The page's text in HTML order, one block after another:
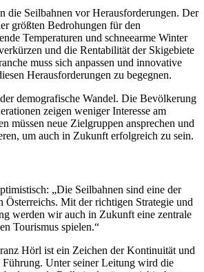
die Seilbahnen vor Herausforderungen. Der
größten Bedrohungen für den
Temperaturen und schneearme Winter
und die Rentabilität der Skigebiete
muss sich anpassen und innovative
Herausforderungen zu begegnen.
demografische Wandel. Die Bevölkerung
zeigen weniger Interesse am
müssen neue Zielgruppen ansprechen und
um auch in Zukunft erfolgreich zu sein.
„Die Seilbahnen sind eine der
Österreichs. Mit der richtigen Strategie und
werden wir auch in Zukunft eine zentrale
Tourismus spielen.“
Hörl ist ein Zeichen der Kontinuität und
Führung. Unter seiner Leitung wird die